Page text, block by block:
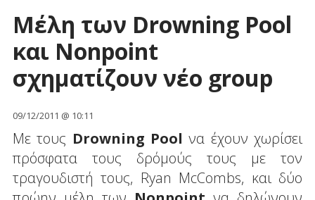
Μέλη των Drowning Pool
και Nonpoint
σχηματίζουν νέο group
09/12/2011 @ 10:11
Με τους Drowning Pool να έχουν χωρίσει
πρόσφατα τους δρόμούς τους με τον
τραγουδιστή τους, Ryan McCombs, και δύο